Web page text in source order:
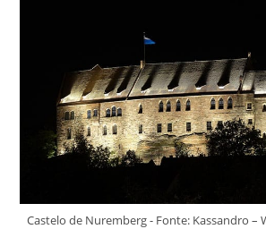
Castelo de Nuremberg - Fonte: Kassandro –